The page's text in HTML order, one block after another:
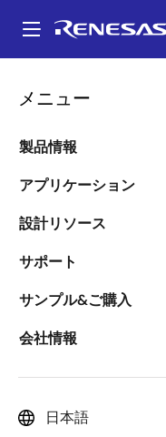
ン
メニュー
製品情報
アプリケーション
設計リソース
サポート
サンプル&ご購入
会社情報
日本語
パ
ン
く
ず
特別利益（事業譲渡益）
特別利益
発生に関
続開示）
記のとおり、特別利